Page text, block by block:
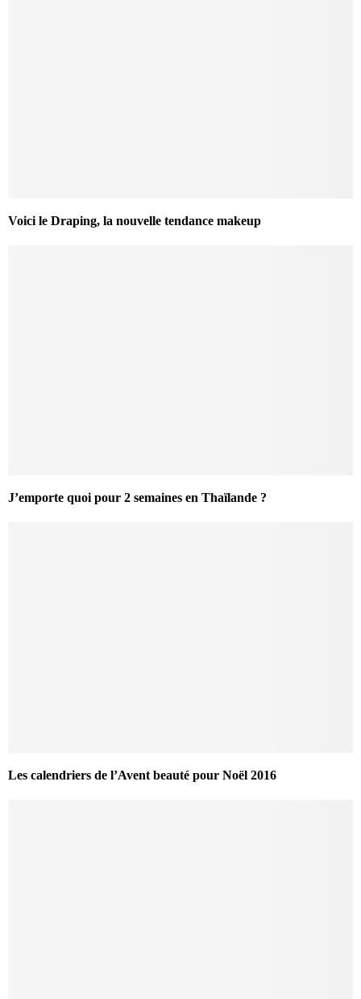
Voici le Draping, la nouvelle tendance makeup
J’emporte quoi pour 2 semaines en Thaïlande ?
Les calendriers de l’Avent beauté pour Noël 2016